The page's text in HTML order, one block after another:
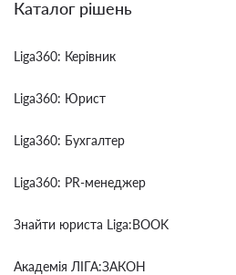
Каталог рішень
Liga360: Керівник
Liga360: Юрист
Liga360: Бухгалтер
Liga360: PR-менеджер
Знайти юриста Liga:BOOK
Академія ЛІГА:ЗАКОН